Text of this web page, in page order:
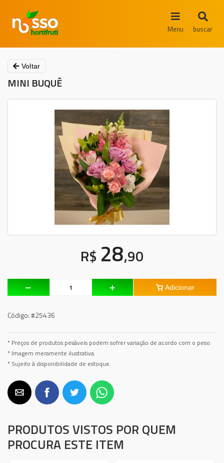
Menu buscar
Voltar
MINI BUQUÊ
R$ 28,90
Adicionar
Código:#25436
* Preços de produtos pesáveis podem sofrer variação de acordo com o peso.
* Imagem meramente ilustrativa.
* Sujeito à disponibilidade de estoque.
PRODUTOS VISTOS POR QUEM
PROCURA ESTE ITEM